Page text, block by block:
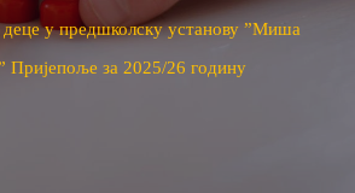
деце у предшколску установу ”Миша
Пријепоље за 2025/26 годину